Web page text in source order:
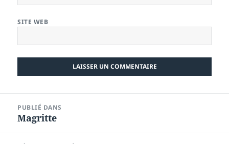
SITE WEB
l’article
PUBLIÉ DANS
Magritte